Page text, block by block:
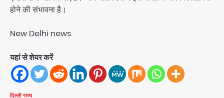
होने की संभावना है।
New Delhi news
यहां से शेयर करें
दिल्ली राज्य